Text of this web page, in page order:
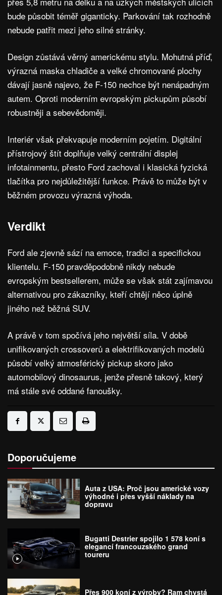
bude působit téměř giganticky. Parkování tak rozhodně
nebude patřit mezi jeho silné stránky.
Design zůstává věrný americkému stylu. Mohutná příď,
výrazná maska chladiče a velké chromované plochy
dávají jasně najevo, že F-150 nechce být nenápadným
autem. Oproti moderním evropským pickupům působí
robustněji a sebevědoměji.
Interiér však překvapuje moderním pojetím. Digitální
přístrojový štít doplňuje velký centrální displej
infotainmentu, přesto Ford zachoval i klasická fyzická
tlačítka pro nejdůležitější funkce. Právě to může být v
běžném provozu výrazná výhoda.
Verdikt
Ford ale zjevně sází na emoce, tradici a specifickou
klientelu. F-150 pravděpodobně nikdy nebude
evropským bestsellerem, může se však stát zajímavou
alternativou pro zákazníky, kteří chtějí něco úplně
jiného než běžná SUV.
A právě v tom spočívá jeho největší síla. V době
unifikovaných crossoverů a elektrifikovaných modelů
působí velký atmosférický pickup skoro jako
automobilový dinosaurus, jenže přesně takový, který
má stále své oddané fanoušky.
Doporučujeme
Auta z USA: Proč jsou americké vozy
výhodné i přes vyšší náklady na
dopravu
Bugatti Destrier spojilo 1 578 koní s
elegancí francouzského grand
toureru
Přes 900 koní z výroby? Ram chystá